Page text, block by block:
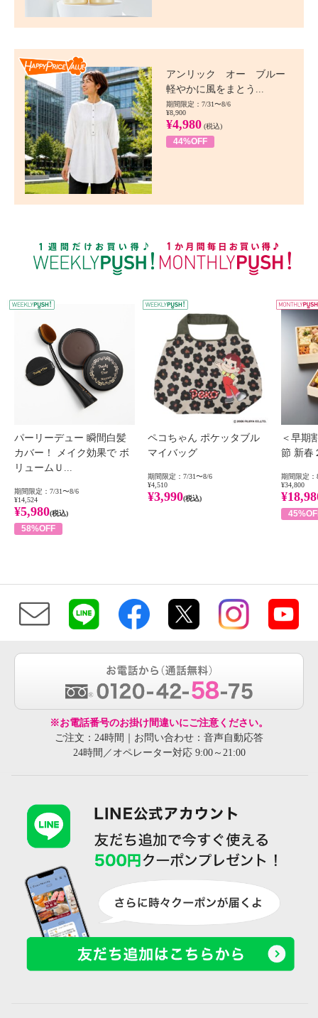
アンリック オー ブルー
軽やかに風をまとう...
期間限定：7/31〜8/6
¥8,900
¥4,980 (税込)
44%OFF
WEEKLY PUSH
パーリーデュー 瞬間白髪
カバー！ メイク効果で ボ
リュームＵ...
期間限定：7/31〜8/6
¥14,524
¥5,980(税込)
58%OFF
ペコちゃん ポケッタブル
マイバッグ
期間限定：7/31〜8/6
¥4,510
¥3,990(税込)
＜早期
節 新春
期間限定：
¥34,800
※お電話番号のお掛け間違いにご注意ください。
ご注文：24時間｜お問い合わせ：音声自動応答
24時間／オペレーター対応 9:00～21:00